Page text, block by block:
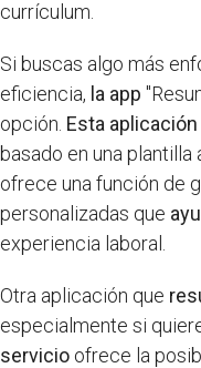
currículum.
Si buscas algo más
eficiencia, la app
opción. Esta aplicación
basado en una
ofrece una función de
personalizadas que
experiencia laboral.
Otra aplicación que
especialmente si
servicio ofrece la